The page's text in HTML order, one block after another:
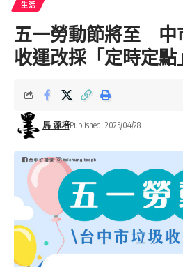
生活
五一勞動節將至 中
收運改採「定時定點
馬 源培Published: 2025/04/28